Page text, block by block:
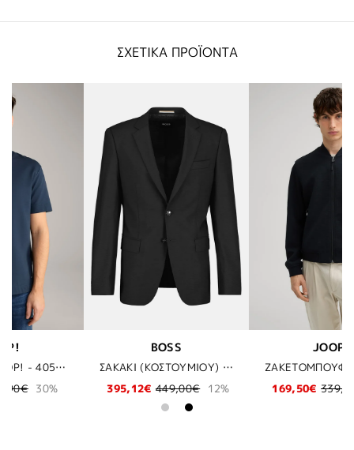
ΣΧΕΤΙΚΑ ΠΡΟΪΟΝΤΑ
ΣΑΚΑΚΙ (ΚΟΣΤΟΥΜΙΟΥ) BOSS - 001 ΜΑΥΡΟ
12%
ΖΑΚΕΤΟΜΠΟΥΦΑΝ JOOP! - 401 ΜΠΛΕ
169,50€ 339,00€ 50%
29,98€ 59,95€ 50%